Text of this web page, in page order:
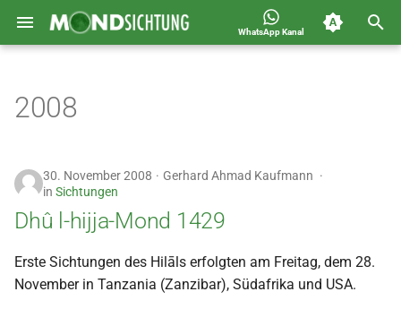
WhatsApp Kanal
e
r
Deutschland 1400-1449 n.H.
Carousel
Islam
Mondsichtung
2008
30. November 2008
Gerhard Ahmad Kaufmann
in Sichtungen
Dhû l-hijja-Mond 1429
Erste Sichtungen des Hilāls erfolgten am Freitag, dem 28.
November in Tanzania (Zanzibar), Südafrika und USA.